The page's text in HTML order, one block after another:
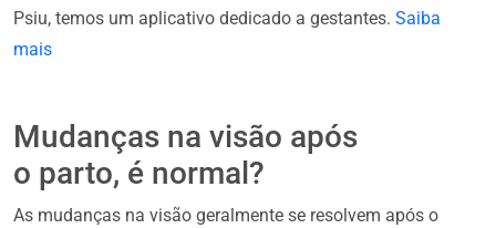
Psiu, temos um aplicativo dedicado a gestantes. Saiba
mais
Mudanças na visão após
o parto, é normal?
As mudanças na visão geralmente se resolvem após o